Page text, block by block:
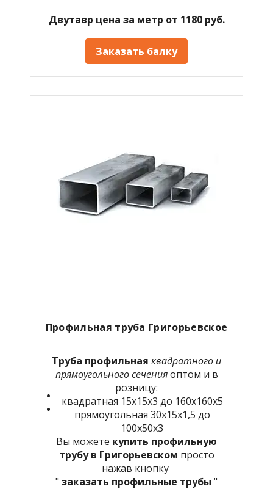
Двутавр цена за метр от 1180 руб.
Заказать балку
Профильная труба Григорьевское
Труба профильная квадратного и
прямоугольного сеченияоптом и в
розницу:
квадратная 15х15х3 до 160х160х5
прямоугольная 30х15х1,5 до
100х50х3
Вы можете купить профильную
трубу в Григорьевском просто
нажав кнопку
" заказать профильные трубы "